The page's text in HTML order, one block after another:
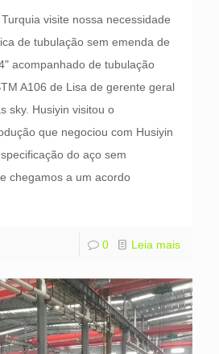
visite nossa necessidade
de tubulação sem emenda de
acompanhado de tubulação
A106 de Lisa de gerente geral
sky. Husiyin visitou o
que negociou com Husiyin
do aço sem
chegamos a um acordo
0 Leia mais